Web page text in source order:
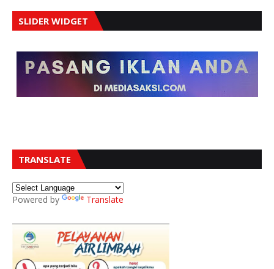
SLIDER WIDGET
TRANSLATE
Powered by Translate